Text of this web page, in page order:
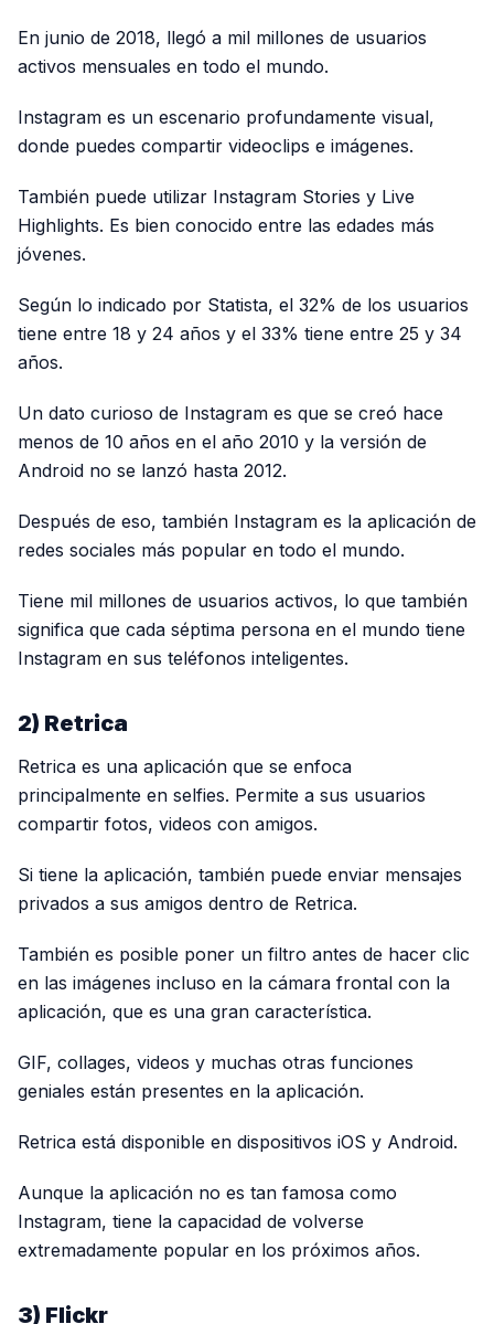
En junio de 2018, llegó a mil millones de usuarios
activos mensuales en todo el mundo.
Instagram es un escenario profundamente visual,
donde puedes compartir videoclips e imágenes.
También puede utilizar Instagram Stories y Live
Highlights. Es bien conocido entre las edades más
jóvenes.
Según lo indicado por Statista, el 32% de los usuarios
tiene entre 18 y 24 años y el 33% tiene entre 25 y 34
años.
Un dato curioso de Instagram es que se creó hace
menos de 10 años en el año 2010 y la versión de
Android no se lanzó hasta 2012.
Después de eso, también Instagram es la aplicación de
redes sociales más popular en todo el mundo.
Tiene mil millones de usuarios activos, lo que también
significa que cada séptima persona en el mundo tiene
Instagram en sus teléfonos inteligentes.
2) Retrica
Retrica es una aplicación que se enfoca
principalmente en selfies. Permite a sus usuarios
compartir fotos, videos con amigos.
Si tiene la aplicación, también puede enviar mensajes
privados a sus amigos dentro de Retrica.
También es posible poner un filtro antes de hacer clic
en las imágenes incluso en la cámara frontal con la
aplicación, que es una gran característica.
GIF, collages, videos y muchas otras funciones
geniales están presentes en la aplicación.
Retrica está disponible en dispositivos iOS y Android.
Aunque la aplicación no es tan famosa como
Instagram, tiene la capacidad de volverse
extremadamente popular en los próximos años.
3) Flickr